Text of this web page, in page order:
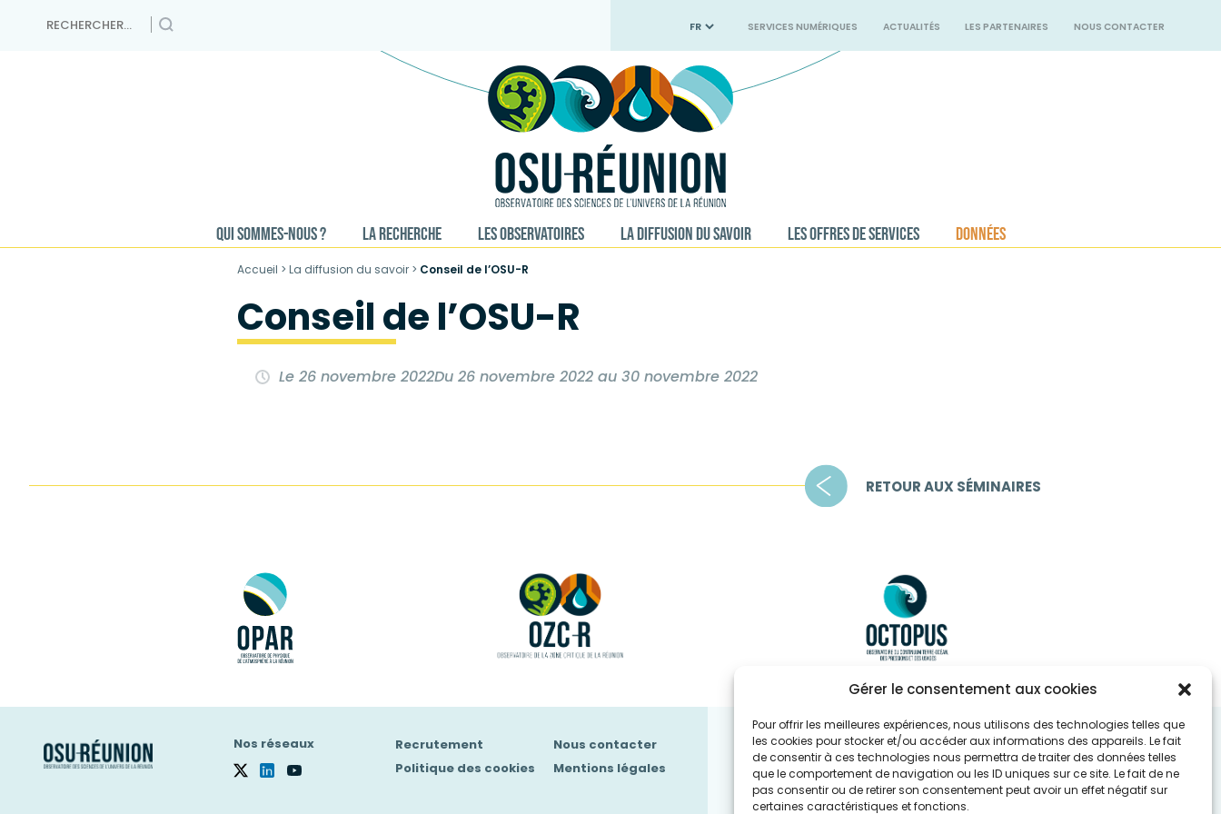
Gérer le consentement aux cookies
Pour offrir les meilleures expériences, nous utilisons des technologies telles que
les cookies pour stocker et/ou accéder aux informations des appareils. Le fait
de consentir à ces technologies nous permettra de traiter des données telles
que le comportement de navigation ou les ID uniques sur ce site. Le fait de ne
pas consentir ou de retirer son consentement peut avoir un effet négatif sur
certaines caractéristiques et fonctions.
Rechercher : SERVICES NUMÉRIQUES ACTUALITÉS LES PARTENAIRES NOUS CONTACTER
QUI SOMMES-NOUS ? LA RECHERCHE LES OBSERVATOIRES LA DIFFUSION DU SAVOIR LES OFFRES DE SERVICES DONNÉES
Accueil >La diffusion du savoir > Conseil de l’OSU-R
Conseil de l’OSU-R
Le 26 novembre 2022Du 26 novembre 2022 au 30 novembre 2022
RETOUR AUX SÉMINAIRES
Nos réseaux Recrutement
Nous contacter
Politique des cookies
Mentions légales